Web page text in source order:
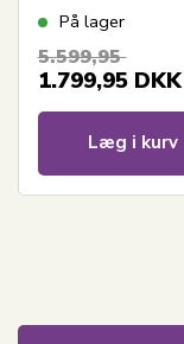
Talalay
På lager
5.599,95
1.799,95 DKK
Læg i kurv